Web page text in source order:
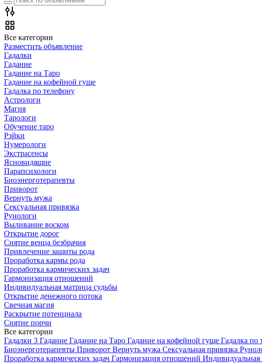
Все категории
Разместить объявление
Гадалки
Гадание
Гадание на Таро
Гадание на кофейной гуще
Гадалка по телефону
Астрологи
Магия
Тарологи
Обучение таро
Рэйки
Нумерологи
Экстрасенсы
Ясновидящие
Парапсихологи
Биоэнерготерапевты
Приворот
Вернуть мужа
Сексуальная привязка
Рунологи
Выливание воском
Открытие дорог
Снятие венца безбрачия
Привлечение защиты рода
Проработка кармы рода
Проработка кармических задач
Гармонизация отношений
Индивидуальная матрица судьбы
Открытие денежного потока
Свечная магия
Раскрытие потенциала
Снятие порчи
Все категории
Гадалки 3 Гадание Гадание на Таро Гадание на кофейной гуще Гадалка по
Биоэнерготерапевты Приворот Вернуть мужа Сексуальная привязка
Проработка кармических задач Гармонизация отношений Индивидуальная